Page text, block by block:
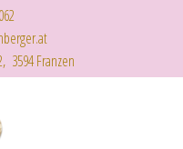
3594 Franzen